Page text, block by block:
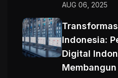
AUG 06, 2025
Indonesia:
Digital